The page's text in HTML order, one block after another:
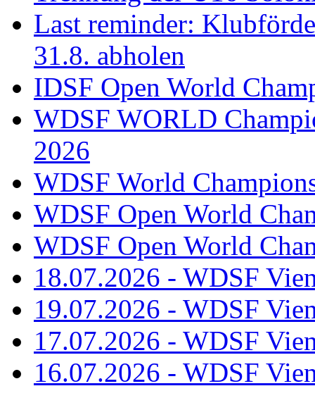
Last reminder:
31.8. abholen
IDSF Open World
WDSF WORLD
2026
WDSF World
WDSF Open World
WDSF Open World
18.07.2026 - WDSF
19.07.2026 - WDSF
17.07.2026 - WDSF
16.07.2026 - WDSF